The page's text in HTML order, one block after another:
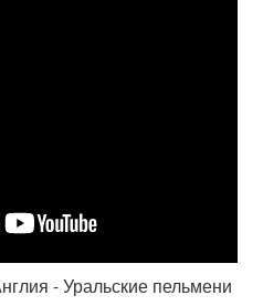
- Уральские пельмени